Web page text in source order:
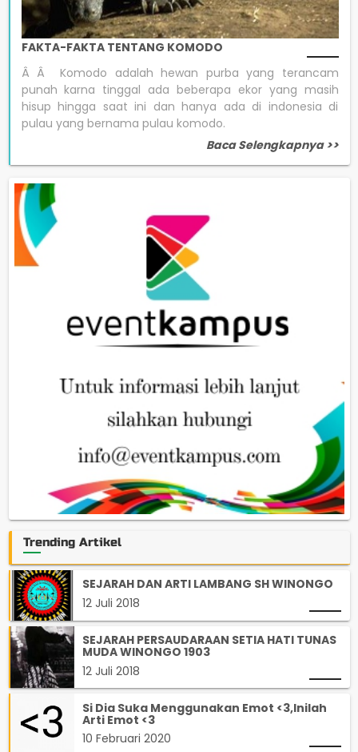
FAKTA-FAKTA TENTANG KOMODO
Â Â Komodo adalah hewan purba yang terancam
punah karna tinggal ada beberapa ekor yang masih
hisup hingga saat ini dan hanya ada di indonesia di
pulau yang bernama pulau komodo.
Baca Selengkapnya >>
Trending Artikel
SEJARAH DAN ARTI LAMBANG SH WINONGO
12 Juli 2018
SEJARAH PERSAUDARAAN SETIA HATI TUNAS
MUDA WINONGO 1903
12 Juli 2018
Si Dia Suka Menggunakan Emot <3,Inilah
Arti Emot <3
10 Februari 2020